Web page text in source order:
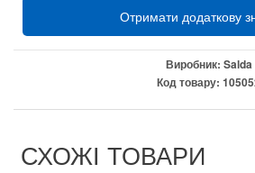
Отримати додаткову
Виробник: Salda
Код товару:
СХОЖІ ТОВАРИ